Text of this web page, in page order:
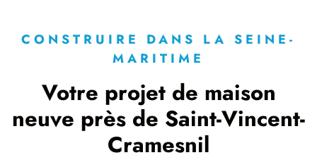
CONSTRUIRE DANS LA SEINE-
MARITIME
Votre projet de maison
neuve près de Saint-Vincent-
Cramesnil